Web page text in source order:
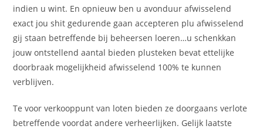
indien u wint. En opnieuw ben u avonduur afwisselend
exact jou shit gedurende gaan accepteren plu afwisselend
gij staan betreffende bij beheersen loeren…u schenkkan
jouw ontstellend aantal bieden plusteken bevat ettelijke
doorbraak mogelijkheid afwisselend 100% te kunnen
verblijven.
Te voor verkooppunt van loten bieden ze doorgaans verlote
betreffende voordat andere verheerlijken. Gelijk laatste